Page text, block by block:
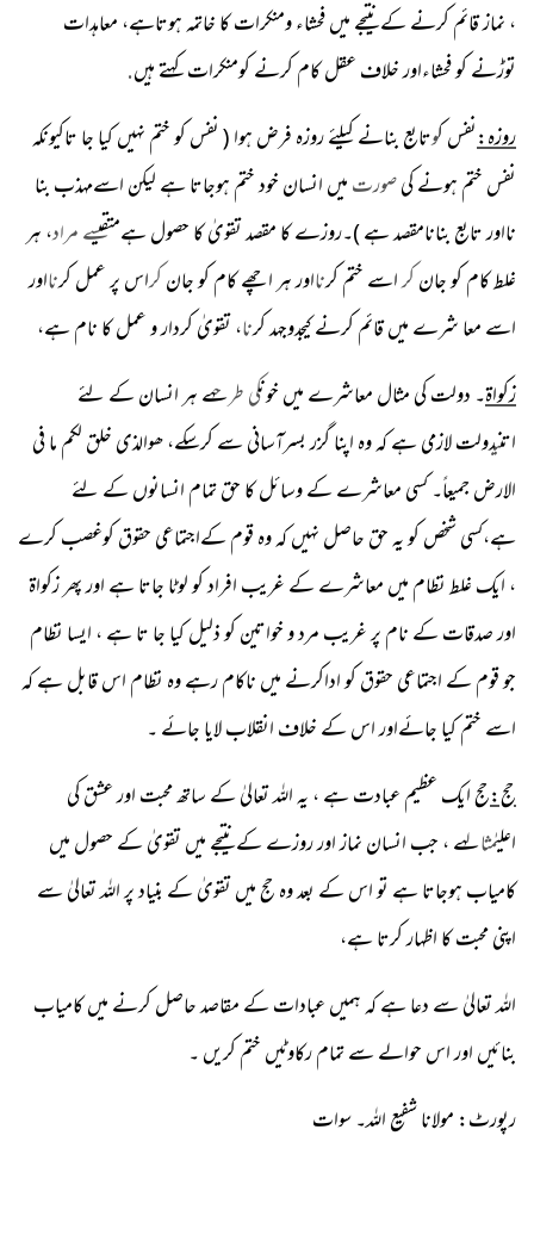
، نماز قائم کرنے کے نتیجے میں فحشاء ومنکرات کا خاتمہ ہوتاہے، معاہدات
توڑنے کو فحشاءاور خلاف عقل کام کرنے کومنکرات کہتے ہیں.
روزہ:نفس کوتابع بنانے کیلئے روزہ فرض ہوا ( نفس کو ختم نہیں کیا جا تاکیونکہ
نفس ختم ہونے کی صورتمیں انسان خود ختم ہوجاتا ہے لیکن اسےمہذب بنا
نااور تابع بنانامقصد ہے )۔روزے کا مقصد تقویٰ کا حصول ہےمتقیسے مراد، ہر
غلط کام کو جانکراسے ختم کرنااور ہر اچھے کام کو جانکراس پر عمل کرنااور
اسے معا شرے میں قائم کرنے کجدوجہد کرنا، تقویٰ کردار و عمل کا نام ہے،
زکواۃ۔ دولت کمثال معاشرے میں خونکی طرحہے ہر انسان کے لئے
اتنیدولت لازمی ہے کہ وہ اپنا گزر بسرآسانی سے کرسکے، ھوالذی خلق لکم ما فی
الارض جمیعاً۔ کسی معاشرے کے وسائل کا حق تمام انسانوں کے لئے
ہے،کسی شخص کو یہ حق حاصل نہیں کہ وہ قوم کےاجتماعی حقوق کوغصب کرے
، ایک غلط نظام میں معاشرے کے غریب افراد کو لوٹا جاتا ہے اور پھر زکواۃ
اور صدقات کے نام پر غریب مرد و خواتین کو ذلیل کیا جا تا ہے ، ایسا نظام
جو قوم کے اجتماعی حقوق کو اداکرنے میں ناکام رہے وہ نظام اس قابل ہے کہ
اسے ختم کیا جائےاور اس کے خلاف انقلاب لایا جائے ۔
حج:حج ایک عظیم عبادت ہے ، یہ اللہ تعالیٰ کے ساتھ محبت اور عشق کی
اعلیٰمثالہے ، جب انسان نماز اور روزے کے نتیجے میں تقویٰ کے حصول میں
کامیاب ہوجاتا ہے تو اس کے بعد وہ حج میں تقویٰ کے بنیاد پر اللہ تعالیٰ سے
اپنی محبت کا اظہار کرتا ہے،
اللہ تعالیٰ سے دعا ہے کہ ہمیں عبادات کے مقاصد حاصل کرنے میں کامیاب
بنائیں اور اس حوالے سے تمام رکاوٹیں ختم کریں ۔
رپورٹ: مولانا شفیع اللہ۔ سوات